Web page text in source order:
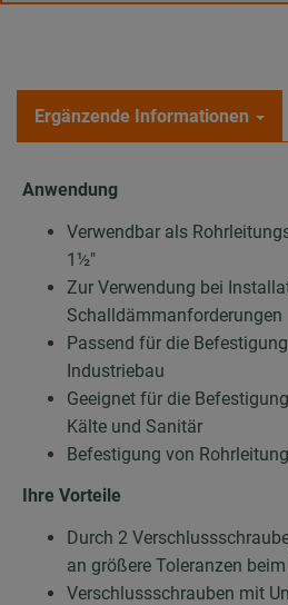
Ergänzende Informationen
Anwendung
Verwendbar als
1½″
Zur Verwendung bei
Schalldämmanforderungen
Passend für die
Industriebau
Geeignet für die
Kälte und Sanitär
Befestigung von
Ihre Vorteile
Durch 2
an größere Toleranzen
Verschlussschrauben mit